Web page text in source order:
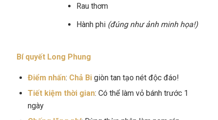
Rau thơm
Hành phi (đúng như ảnh minh họa!)
Bí quyết Long Phung
Điểm nhấn: Chả Bigiòn tan tạo nét độc đáo!
Tiết kiệm thời gian: Có thể làm vỏ bánh trước 1
ngày